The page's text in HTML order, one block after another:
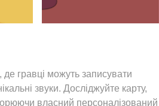
гравці можуть записувати
звуки. Досліджуйте карту,
власний персоналізований